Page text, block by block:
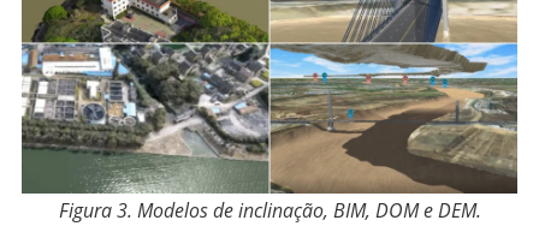
Figura 3. Modelos de inclinação, BIM, DOM e DEM.